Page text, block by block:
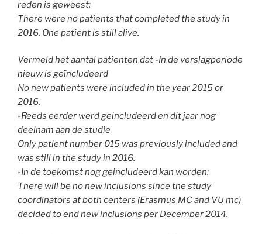
reden is geweest:
There were no patients that completed the study in
2016. One patient is still alive.
Vermeld het aantal patienten dat -In de verslagperiode
nieuw is geïncludeerd
No new patients were included in the year 2015 or
2016.
-Reeds eerder werd geincludeerd en dit jaar nog
deelnam aan de studie
Only patient number 015 was previously included and
was still in the study in 2016.
-In de toekomst nog geincludeerd kan worden:
There will be no new inclusions since the study
coordinators at both centers (Erasmus MC and VU mc)
decided to end new inclusions per December 2014.